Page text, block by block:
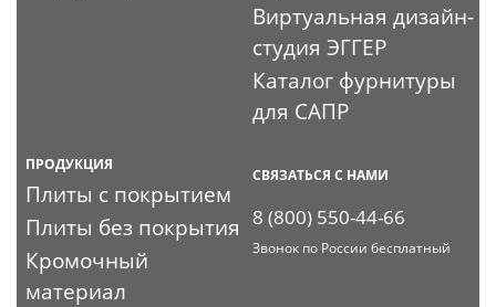
Виртуальная дизайн-
студия ЭГГЕР
Каталог фурнитуры
для САПР
ПРОДУКЦИЯ
Плиты с покрытием
Плиты без покрытия
Кромочный
материал
СВЯЗАТЬСЯ С НАМИ
8 (800) 550-44-66
Звонок по России бесплатный